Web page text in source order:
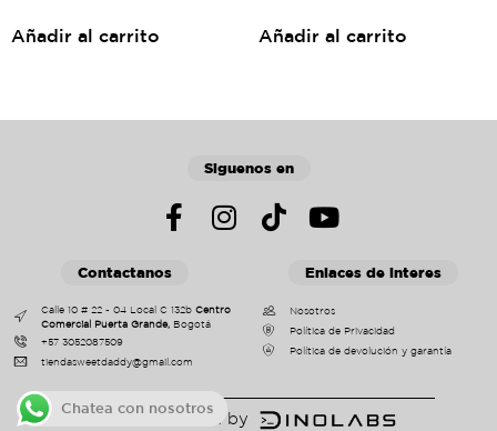
Añadir al carrito Añadir al carrito
Siguenos en
Contactanos
Calle 10 # 22 - 04 Local C 132b Centro
Comercial Puerta Grande,Bogotá
+57 3052087509
tiendasweetdaddy@gmail.com
Enlaces de interes
Nosotros
Política de Privacidad
Política de devolución y garantía
Powered by
Chatea con nosotros